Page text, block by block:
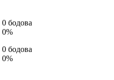
0 бодова
0%
0 бодова
0%